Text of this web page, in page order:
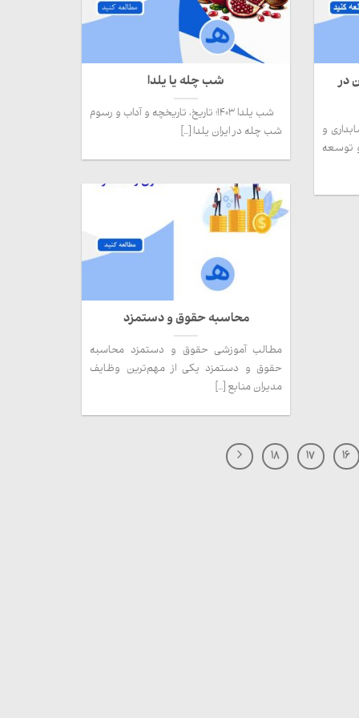
در
و
توسعه
شب چله یا یلدا
شب یلدا ۱۴۰۳؛ تاریخ، تاریخچه و آداب و رسوم
شب چله در ایران یلدا [...]
محاسبه حقوق و دستمزد
مطالب آموزشی حقوق و دستمزد محاسبه
حقوق و دستمزد یکی از مهم‌ترین وظایف
مدیران منابع [...]
16
17
18